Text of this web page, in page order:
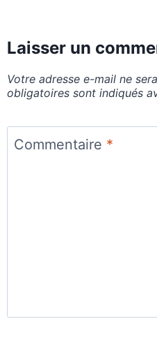
Laisser un
Votre adresse e-mail ne
obligatoires sont indiqués
Commentaire *